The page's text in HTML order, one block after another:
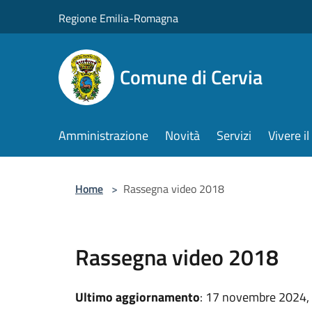
Regione Emilia-Romagna
Comune di Cervia
Amministrazione Novità Servizi Vivere
Home > Rassegna video 2018
Rassegna video 2018
Ultimo aggiornamento: 17 novembre